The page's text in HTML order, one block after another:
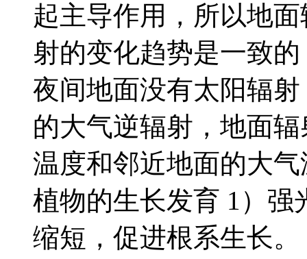
起主导作用，所以地
射的变化趋势是一致
夜间地面没有太阳辐
的大气逆辐射，地面
温度和邻近地面的大
植物的生长发育 1）强
缩短，促进根系生长